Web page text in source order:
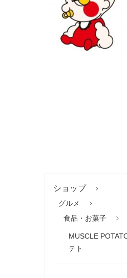
ショップ
グルメ
食品・お菓子
MUSCLE
テト